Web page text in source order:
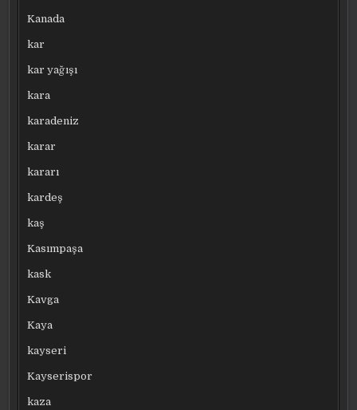
Kanada
kar
kar yağışı
kara
karadeniz
karar
kararı
kardeş
kaş
Kasımpaşa
kask
Kavga
Kaya
kayseri
Kayserispor
kaza